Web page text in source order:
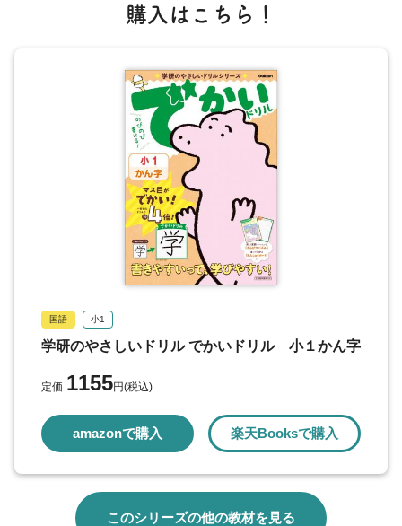
購入はこちら！
国語 小1
学研のやさしいドリル でかいドリル 小１かん字
定価 1155円(税込)
amazonで購入 楽天Booksで購入
このシリーズの他の教材を見る